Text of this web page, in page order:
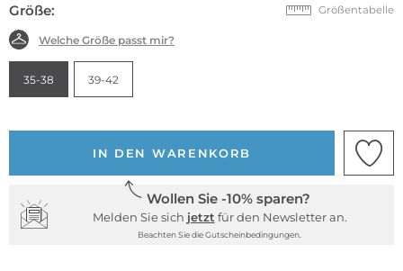
Größe: Größentabelle
Welche Größe passt mir?
35-38 39-42
IN DEN WARENKORB
Wollen Sie -10% sparen?
Melden Sie sich jetzt für den Newsletter an.
Beachten Sie die Gutscheinbedingungen.